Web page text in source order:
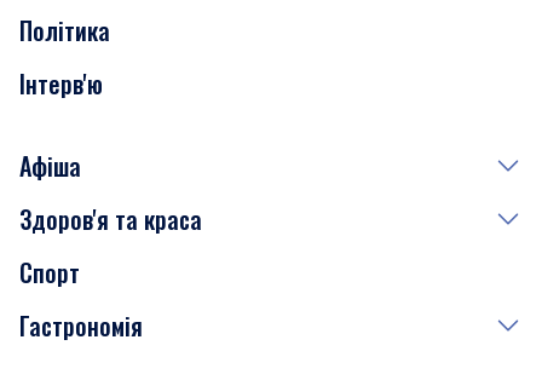
Політика
Інтерв'ю
Афіша
Сьогодні
Завтра
Субота
Здоров'я та краса
Медицина
Краса
Спорт
Гастрономія